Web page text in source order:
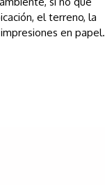
el terreno, la
en papel.